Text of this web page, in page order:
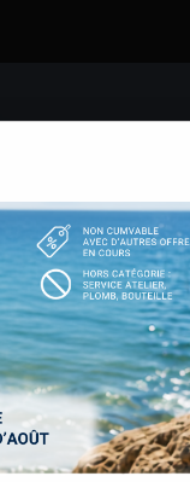
FAVORIS